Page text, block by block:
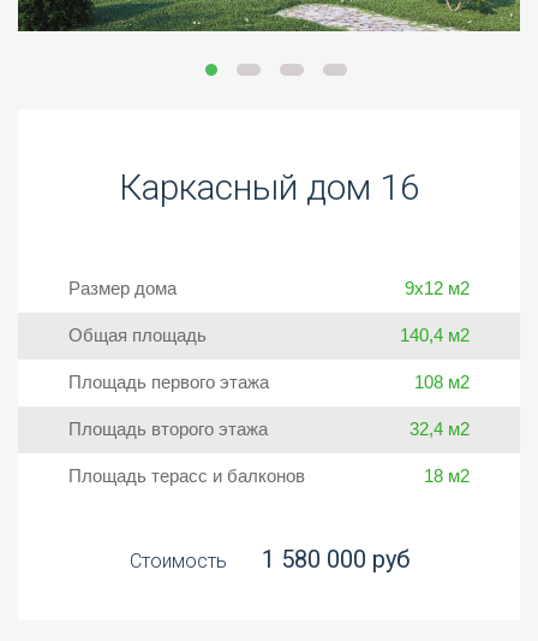
Каркасный дом 16
Размер дома 9х12 м2
Общая площадь 140,4 м2
Площадь первого этажа 108 м2
Площадь второго этажа 32,4 м2
Площадь терасс и балконов 18 м2
Стоимость 1 580 000 руб